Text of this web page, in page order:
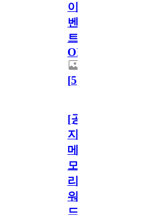
이
벤
트
OPEN!
[5]
[공
지]
메
모
리
워
드